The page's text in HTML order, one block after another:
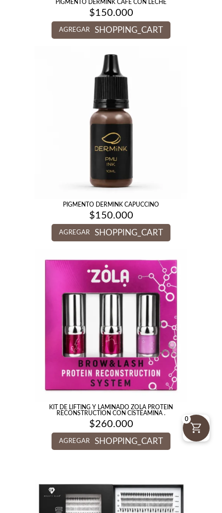
PIGMENTO DERMINK CAFE CON LECHE
$150.000
AGREGAR SHOPPING_CART
PIGMENTO DERMINK CAPUCCINO
$150.000
AGREGAR SHOPPING_CART
KIT DE LIFTING Y LAMINADO ZOLA PROTEIN
RECONSTRUCTION CON CISTEAMINA .
$260.000
AGREGAR SHOPPING_CART
0